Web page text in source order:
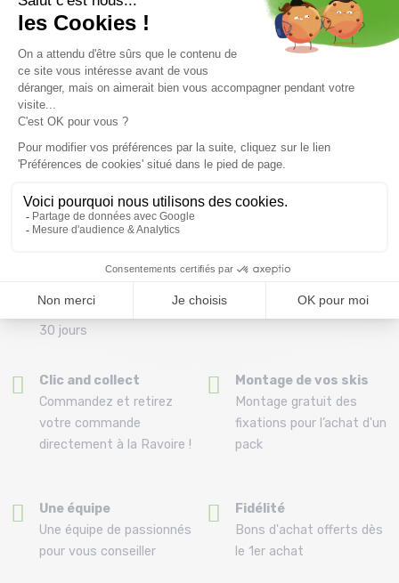
chausses de wakeboard.
69.00 €
éligibles)
Par téléphone au 04 79
Remboursement et
Délai de rétractation de
30 jours
Paiement en 3x ou 4X
Clic and collect
Commandez et retirez
votre commande
directement à la Ravoire !
Montage de vos skis
Montage gratuit des
fixations pour l’achat d'un
pack
Une équipe
Une équipe de passionnés
pour vous conseiller
Fidélité
Bons d'achat offerts dès
le 1er achat